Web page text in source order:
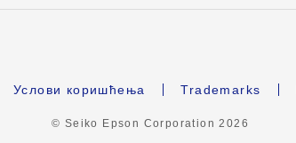
Услови коришћења Trademarks
© Seiko Epson Corporation2026